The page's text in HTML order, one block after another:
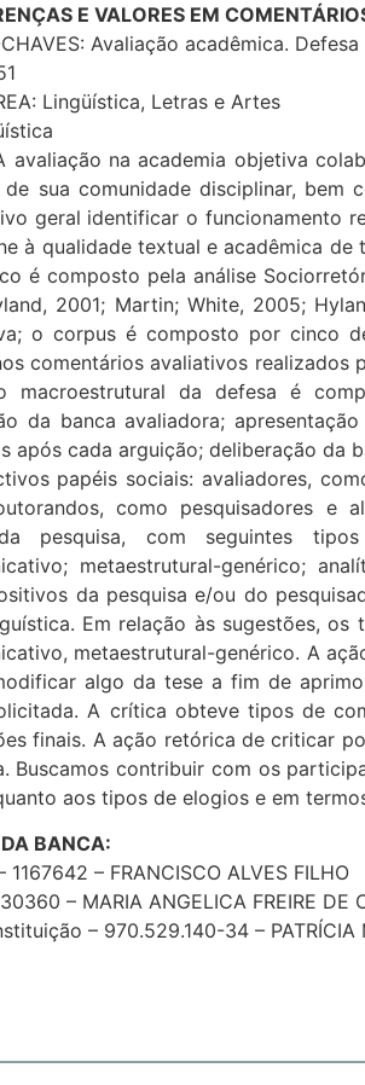
E VALORES EM
CHAVES: Avaliação acadêmica.
Lingüística, Letras e Artes
avaliação na academia objetiva
sua comunidade disciplinar, bem
geral identificar o funcionamento
à qualidade textual e acadêmica
é composto pela análise
2001; Martin; White, 2005;
o corpus é composto por cinco
comentários avaliativos realizados
macroestrutural da defesa é
da banca avaliadora;
após cada arguição; deliberação da
papéis sociais: avaliadores,
como pesquisadores e
pesquisa, com seguintes tipos
metaestrutural-genérico;
da pesquisa e/ou do
Em relação às sugestões,
metaestrutural-genérico. A
algo da tese a fim de
A crítica obteve tipos de
finais. A ação retórica de criticar
Buscamos contribuir com os
aos tipos de elogios e em
BANCA:
1167642 – FRANCISCO ALVES FILHO
– MARIA ANGELICA FREIRE DE
– 970.529.140-34 – PATRÍCIA